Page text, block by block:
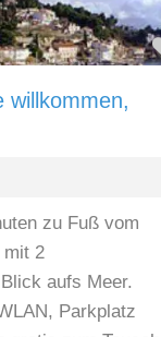
willkommen,
zu Fuß vom
mit 2
aufs Meer.
Parkplatz